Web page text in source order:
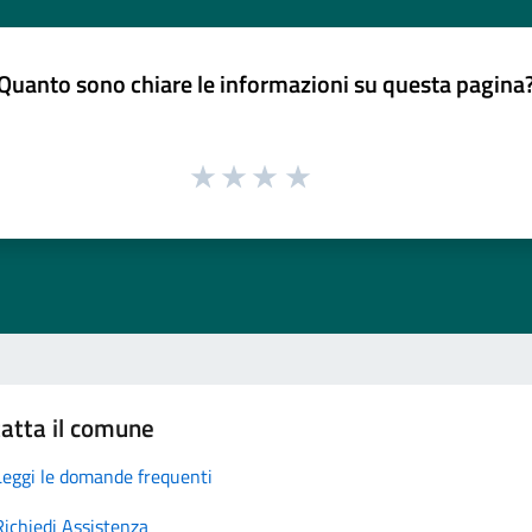
sono chiare le informazioni su questa
il comune
le domande frequenti
Assistenza